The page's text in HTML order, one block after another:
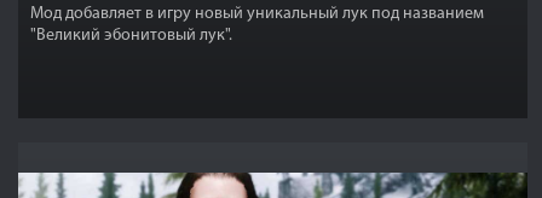
Мод добавляет в игру новый уникальный лук под названием
"Великий эбонитовый лук".